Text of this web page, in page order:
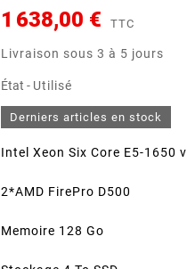
1 638,00 € TTC
Livraison sous 3 à 5 jours
État - Utilisé
Derniers articles en stock
Intel Xeon Six Core E5-1650
2*AMD FirePro D500
Memoire 128 Go